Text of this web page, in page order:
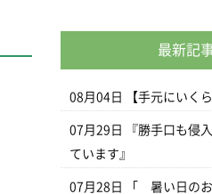
最新記
08月04日 【手元にいく
07月29日
『勝手口も侵
ています』
07月28日
「 暑い日の